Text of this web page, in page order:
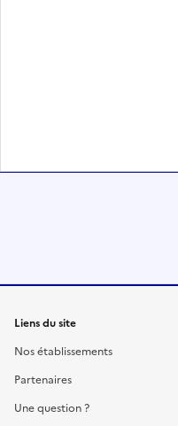
Liens du site
Nos établissements
Partenaires
Une question ?